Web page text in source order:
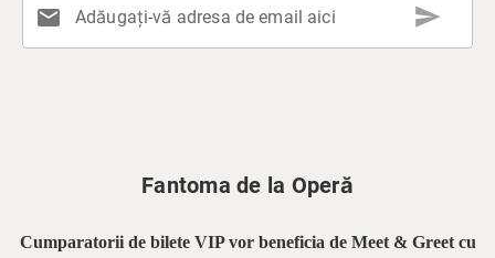
mail Adăugați-vă adresa de email aici send
Fantoma de la Operă
Cumparatorii de bilete VIP vor beneficia de Meet & Greet cu